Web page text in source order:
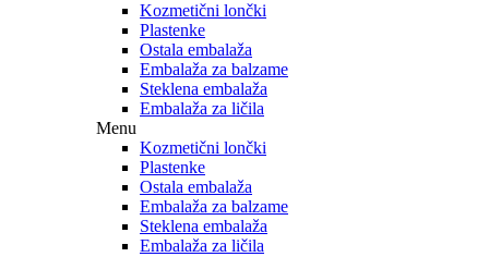
Kozmetični lončki
Plastenke
Ostala embalaža
Embalaža za balzame
Steklena embalaža
Embalaža za ličila
Menu
Kozmetični lončki
Plastenke
Ostala embalaža
Embalaža za balzame
Steklena embalaža
Embalaža za ličila